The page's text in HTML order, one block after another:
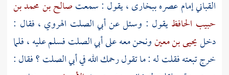
القباني إمام عصرهببخارى، يقول : سمعتصالح بن محمد بن
حبيب الحافظيقول : وسئل عنأبي الصلت الهروي ، فقال :
دخليحيى بن معينونحن معه علىأبي الصلتفسلم عليه ، فلما
خرج تبعته فقلت له : ما تقول رحمك الله فيأبي الصلت؟ فقال :